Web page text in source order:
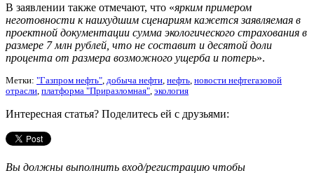
В заявлении также отмечают, что «ярким примером
неготовности к наихудшим сценариям кажется заявляемая в
проектной документации сумма экологического страхования в
размере 7 млн рублей, что не составит и десятой доли
процента от размера возможного ущерба и потерь».
Метки: "Газпром нефть", добыча нефти, нефть, новости нефтегазовой
отрасли, платформа "Приразломная", экология
Интересная статья? Поделитесь ей с друзьями:
Вы должны выполнить вход/регистрацию чтобы